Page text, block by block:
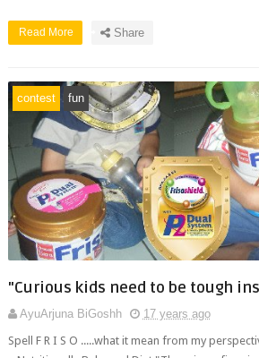
Read More Share
contest fun
"Curious kids need to be tough
AyuArjuna BiGoshh
17 years ago
Spell F R I S O .....what it mean from my